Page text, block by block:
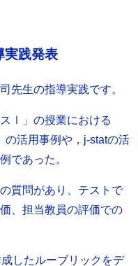
践発表
先生の指導実践です。
Ⅰ」の授業における
の活用事例や，j-statの活
であった。
質問があり、テストで
、担当教員の評価での
したルーブリックをデ